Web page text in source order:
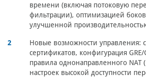
времени (включая потоковую
фильтрации), оптимизацией
улучшенной
Новые возможности управления:
сертификатов, конфигурация
правила однонаправленного NAT
настроек высокой доступности